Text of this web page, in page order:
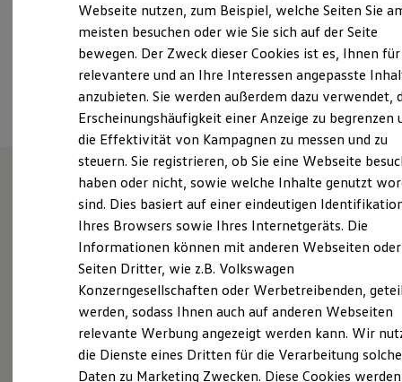
Laden
Laden unterwegs
Laden Zuhause
Ladestationen finden
Ladezeitensimulator
Batterie
Sicherheit
Garantie und Lebensdauer
Nachhaltigkeit
Technologie
Kosten und Kauf
Verbrauchskosten
Kaufoptionen
E-Auto-Förderung
Software und Konnektivität
ID. Software Versionen und Updates
Digitale Extras
Schnittstellen zu Ihrem ID.
Hybridautos
Marke und Erlebnis
Volkswagen R und R Experience
R-Modelle
Ansprechpartner
Wie können wir
Ihnen weiterhelfen?
Probefahrt vereinbaren
Webseite nutzen, zum Beispiel, welche Seiten Sie
meisten besuchen oder wie Sie sich auf der Seite
bewegen. Der Zweck dieser Cookies ist es, Ihnen für
relevantere und an Ihre Interessen angepasste
anzubieten. Sie werden außerdem dazu verwendet,
Erscheinungshäufigkeit einer Anzeige zu begrenzen
die Effektivität von Kampagnen zu messen und zu
steuern. Sie registrieren, ob Sie eine Webseite
haben oder nicht, sowie welche Inhalte genutzt
sind. Dies basiert auf einer eindeutigen
Ihres Browsers sowie Ihres Internetgeräts. Die
Informationen können mit anderen Webseiten oder
Seiten Dritter, wie z.B. Volkswagen
Konzerngesellschaften oder Werbetreibenden,
werden, sodass Ihnen auch auf anderen Webseiten
relevante Werbung angezeigt werden kann. Wir
die Dienste eines Dritten für die Verarbeitung
Daten zu Marketing Zwecken. Diese Cookies